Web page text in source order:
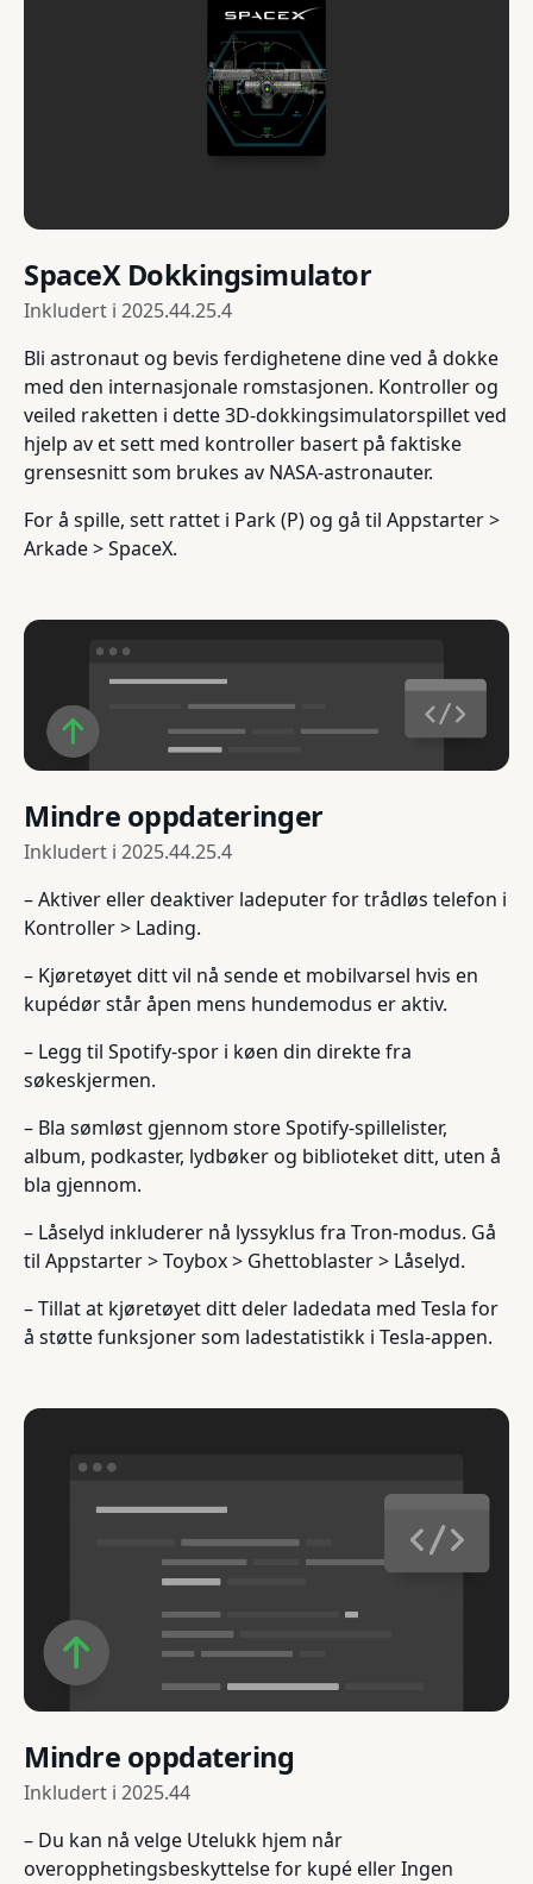
SpaceX Dokkingsimulator
Inkludert i 2025.44.25.4
Bli astronaut og bevis ferdighetene dine ved å dokke
med den internasjonale romstasjonen. Kontroller og
veiled raketten i dette 3D-dokkingsimulatorspillet ved
hjelp av et sett med kontroller basert på faktiske
grensesnitt som brukes av NASA-astronauter.
For å spille, sett rattet i Park (P) og gå til Appstarter >
Arkade > SpaceX.
Mindre oppdateringer
Inkludert i 2025.44.25.4
– Aktiver eller deaktiver ladeputer for trådløs telefon i
Kontroller > Lading.
– Kjøretøyet ditt vil nå sende et mobilvarsel hvis en
kupédør står åpen mens hundemodus er aktiv.
– Legg til Spotify-spor i køen din direkte fra
søkeskjermen.
– Bla sømløst gjennom store Spotify-spillelister,
album, podkaster, lydbøker og biblioteket ditt, uten å
bla gjennom.
– Låselyd inkluderer nå lyssyklus fra Tron-modus. Gå
til Appstarter > Toybox > Ghettoblaster > Låselyd.
– Tillat at kjøretøyet ditt deler ladedata med Tesla for
å støtte funksjoner som ladestatistikk i Tesla-appen.
Mindre oppdatering
Inkludert i 2025.44
– Du kan nå velge Utelukk hjem når
overopphetingsbeskyttelse for kupé eller Ingen